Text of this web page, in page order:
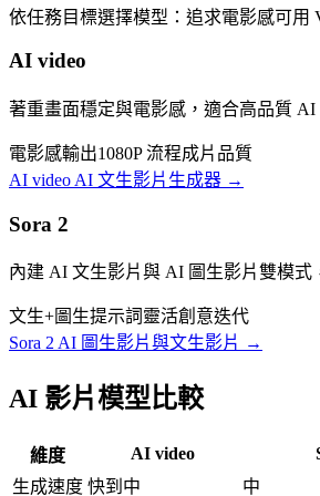
依任務目標選擇模型：追求電影感可用
AI video
著重畫面穩定與電影感，適合高品質 AI
電影感輸出1080P 流程成片品質
AI video AI 文生影片生成器 →
Sora 2
內建 AI 文生影片與 AI 圖生影片雙模式
文生+圖生提示詞靈活創意迭代
Sora 2 AI 圖生影片與文生影片 →
AI 影片模型比較
維度 AI video
生成速度 快到中 中